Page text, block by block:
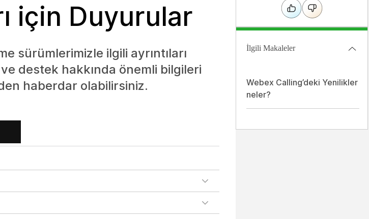
için Duyurular
sürümlerimizle ilgili ayrıntıları
destek hakkında önemli bilgileri
haberdar olabilirsiniz.
İlgili Makaleler
Webex Calling’deki Yenilikler
neler?